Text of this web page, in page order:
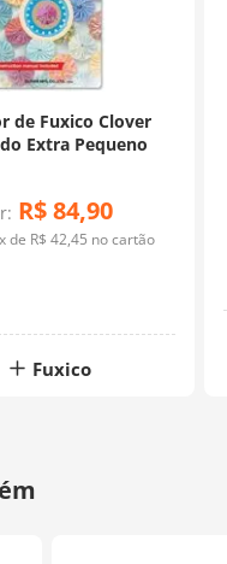
de Fuxico Clover
Extra Pequeno
R$ 84,90
x de R$ 42,45 no cartão
Fuxico